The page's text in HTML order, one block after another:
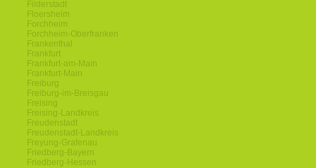
Filderstadt
Floersheim
Forchheim
Forchheim-Oberfranken
Frankenthal
Frankfurt
Frankfurt-am-Main
Frankfurt-Main
Freiburg
Freiburg-im-Breisgau
Freising
Freising-Landkreis
Freudenstadt
Freudenstadt-Landkreis
Freyung-Grafenau
Friedberg-Bayern
Friedberg-Hessen